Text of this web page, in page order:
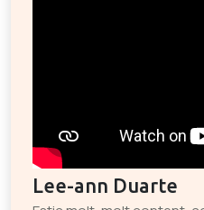
Lee-ann Duarte